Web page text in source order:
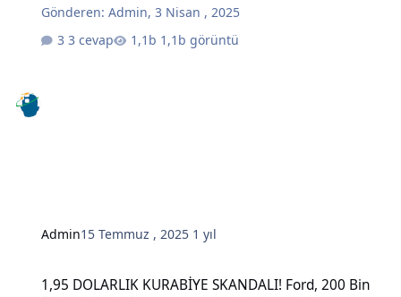
Gönderen:Admin,3 Nisan , 2025
3 cevap
1,1b görüntü
Admin15 Temmuz , 2025 1 yıl
1,95 DOLARLIK KURABİYE SKANDALI! Ford, 200 Bin